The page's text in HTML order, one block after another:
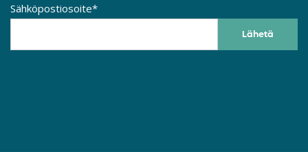
Sähköpostiosoite*